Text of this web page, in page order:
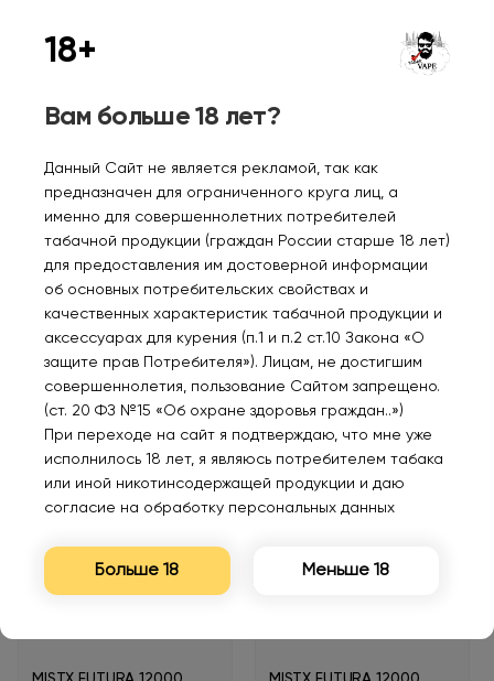
1000₽
Уведомить
Нет в наличии
MISTX FUTURA 12000
1000₽
Уведомить
Нет в наличии
MISTX FUTURA 12000
Клубника киви 2%
1000₽
Уведомить
Нет в наличии
18+
Вам больше 18 лет?
Данный Сайт не является рекламой, так как
предназначен для ограниченного круга лиц, а
именно для совершеннолетних потребителей
табачной продукции (граждан России старше 18 лет)
для предоставления им достоверной информации
об основных потребительских свойствах и
качественных характеристик табачной продукции и
аксессуарах для курения (п.1 и п.2 ст.10 Закона «О
защите прав Потребителя»). Лицам, не достигшим
совершеннолетия, пользование Сайтом запрещено.
(ст. 20 ФЗ №15 «Об охране здоровья граждан..»)
При переходе на сайт я подтверждаю, что мне уже
исполнилось 18 лет, я являюсь потребителем табака
или иной никотинсодержащей продукции и даю
согласие на обработку персональных данных
Больше 18 Меньше 18